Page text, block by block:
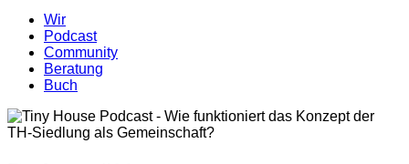
Wir
Podcast
Community
Beratung
Buch